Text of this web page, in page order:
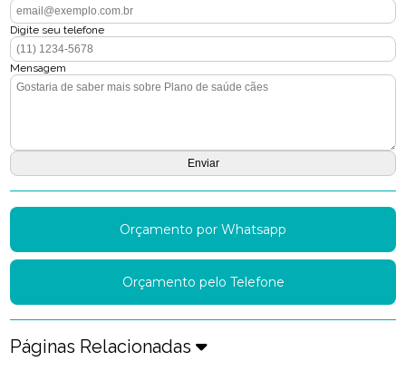
Digite seu telefone
Mensagem
Orçamento por Whatsapp
Orçamento pelo Telefone
Páginas Relacionadas